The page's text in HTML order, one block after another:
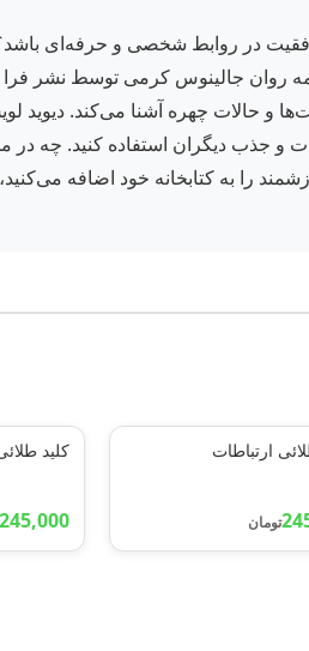
در روابط شخصی و حرفه‌ای
و حالات چهره آشنا می‌کند. دیوید
و جذب دیگران استفاده کنید. چه
را به کتابخانه خود اضافه
ارتباطات
تومان
کلید
245,000